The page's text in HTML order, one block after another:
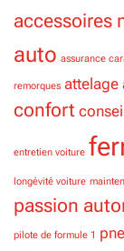
accessoires
auto assurance
remorques attelage
confort
entretien voiture
longévité voiture
passion
pilote de formule 1